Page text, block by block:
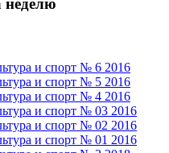
неделю
и спорт № 6 2016
и спорт № 5 2016
и спорт № 4 2016
и спорт № 03 2016
и спорт № 02 2016
и спорт № 01 2016